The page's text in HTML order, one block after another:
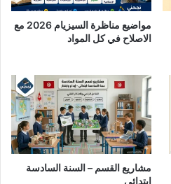
مواضيع مناظرة السيزيام 2026 مع
الاصلاح في كل المواد
مشاريع القسم – السنة السادسة
ابتدائي